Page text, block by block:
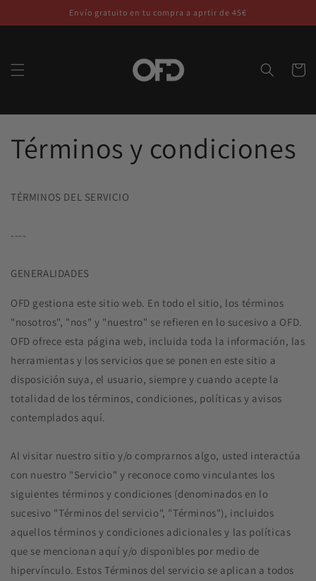
directamente
al contenido
Envío gratuito en tu compra a aprtir de 45€
Carrito
Términos y condiciones
TÉRMINOS DEL SERVICIO
----
GENERALIDADES
OFD gestiona este sitio web. En todo el sitio, los términos
"nosotros", "nos" y "nuestro" se refieren en lo sucesivo a OFD.
OFD ofrece esta página web, incluida toda la información, las
herramientas y los servicios que se ponen en este sitio a
disposición suya, el usuario, siempre y cuando acepte la
totalidad de los términos, condiciones, políticas y avisos
contemplados aquí.
Al visitar nuestro sitio y/o comprarnos algo, usted interactúa
con nuestro "Servicio" y reconoce como vinculantes los
siguientes términos y condiciones (denominados en lo
sucesivo "Términos del servicio", "Términos"), incluidos
aquellos términos y condiciones adicionales y las políticas
que se mencionan aquí y/o disponibles por medio de
hipervínculo. Estos Términos del servicio se aplican a todos